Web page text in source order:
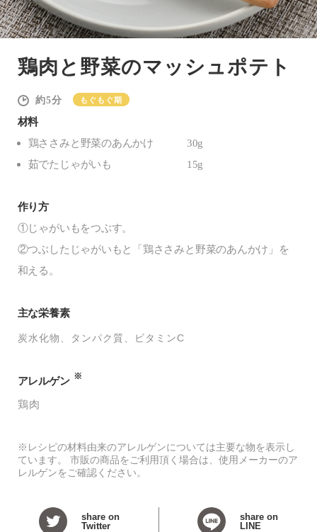
鶏肉と野菜のマッシュポテト
5 もぐもぐ期
材料
鶏ささみと野菜のあんかけ 30g
茹でたじゃがいも 15g
作り方
①じゃがいもをつぶす。
②つぶしたじゃがいもと「鶏ささみと野菜のあんかけ」を
和える。
主な栄養素
炭水化物 タンパク質 ビタミンC
アレルゲン ※
鶏肉
※レシピの材料由来のアレルゲンについては主要な物を表示し
ています。 市販の商品をご利用頂く場合は、使用メーカーのア
レルゲンをご確認ください。
share on
Twitter
share on
LINE